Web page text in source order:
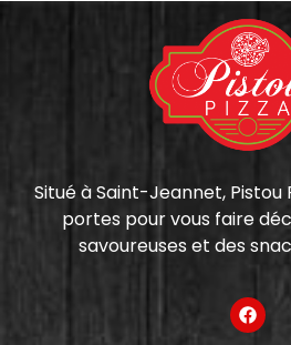
Situé à Saint-Jeannet, Pistou
portes pour vous faire
savoureuses et des